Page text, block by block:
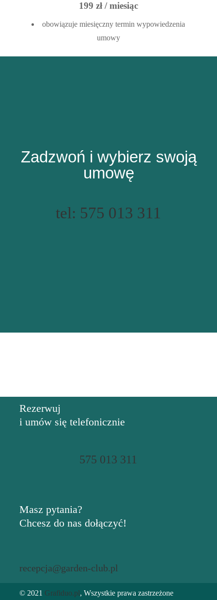
199 zł / miesiąc
obowiązuje miesięczny termin wypowiedzenia
umowy
Zadzwoń i wybierz swoją
umowę
tel: 575 013 311
Rezerwuj
i umów się telefonicznie
575 013 311
Masz pytania?
Chcesz do nas dołączyć!
recepcja@garden-club.pl
© 2021 Grafiduo.pl, Wszystkie prawa zastrzeżone